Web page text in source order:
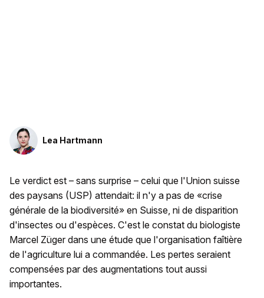
Lea Hartmann
Le verdict est – sans surprise – celui que l'Union suisse
des paysans (USP) attendait: il n'y a pas de «crise
générale de la biodiversité» en Suisse, ni de disparition
d'insectes ou d'espèces. C'est le constat du biologiste
Marcel Züger dans une étude que l'organisation faîtière
de l'agriculture lui a commandée. Les pertes seraient
compensées par des augmentations tout aussi
importantes.